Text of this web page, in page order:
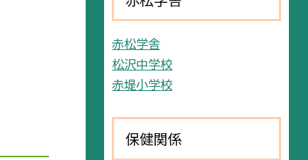
赤松学舎
松沢中学校
赤堤小学校
保健関係